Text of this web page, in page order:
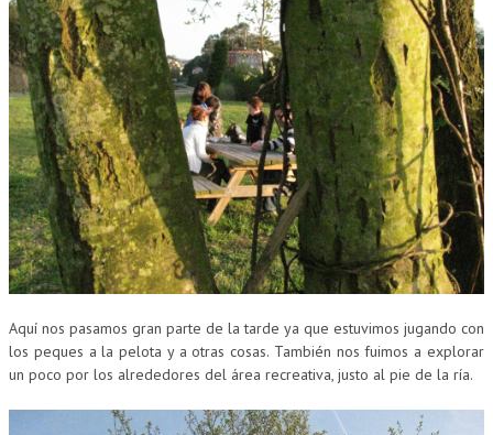
Aquí nos pasamos gran parte de la tarde ya que estuvimos jugando con
los peques a la pelota y a otras cosas. También nos fuimos a explorar
un poco por los alrededores del área recreativa, justo al pie de la ría.